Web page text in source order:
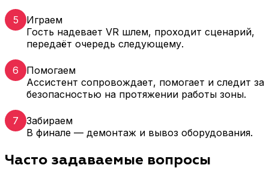
5
Играем
Гость надевает VR шлем, проходит сценарий,
передаёт очередь следующему.
6
Помогаем
Ассистент сопровождает, помогает и следит за
безопасностью на протяжении работы зоны.
7
Забираем
В финале — демонтаж и вывоз оборудования.
Часто задаваемые вопросы